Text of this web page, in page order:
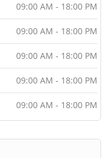
09:00 AM - 18:00 PM
09:00 AM - 18:00 PM
09:00 AM - 18:00 PM
09:00 AM - 18:00 PM
09:00 AM - 18:00 PM